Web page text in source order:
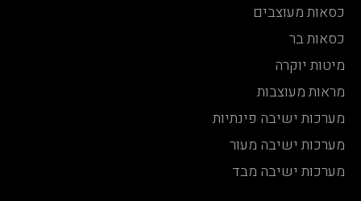
כסאות מעוצבים
כסאות בר
מיטות יוקרה
מראות מעוצבות
מערכות ישיבה פינתיות
מערכות ישיבה מעור
מערכות ישיבה מבד